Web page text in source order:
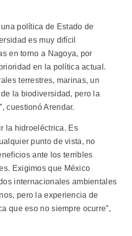
política de Estado de
es muy difícil
en torno a Nagoya, por
en la política actual.
terrestres, marinas, un
la biodiversidad, pero la
cuestionó Arendar.
la hidroeléctrica. Es
punto de vista, no
ante los terribles
Exigimos que México
internacionales ambientales
pero la experiencia de
que eso no siempre ocurre”,